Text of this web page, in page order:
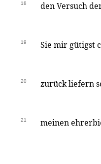
18 den Versuch
19 Sie mir gütigst
20 zurück liefern
21 meinen